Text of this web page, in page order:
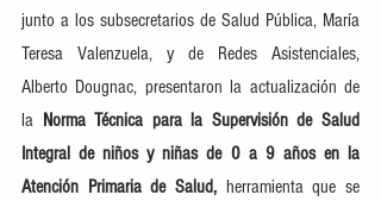
junto a los subsecretarios de Salud Pública, María
Teresa Valenzuela, y de Redes Asistenciales,
Alberto Dougnac, presentaron la actualización de
la Norma Técnica para la Supervisión de Salud
Integral de niños y niñas de 0 a 9 años en la
Atención Primaria de Salud, herramienta que se